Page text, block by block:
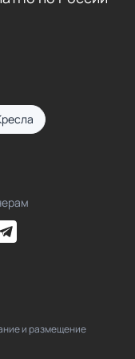
и размещение